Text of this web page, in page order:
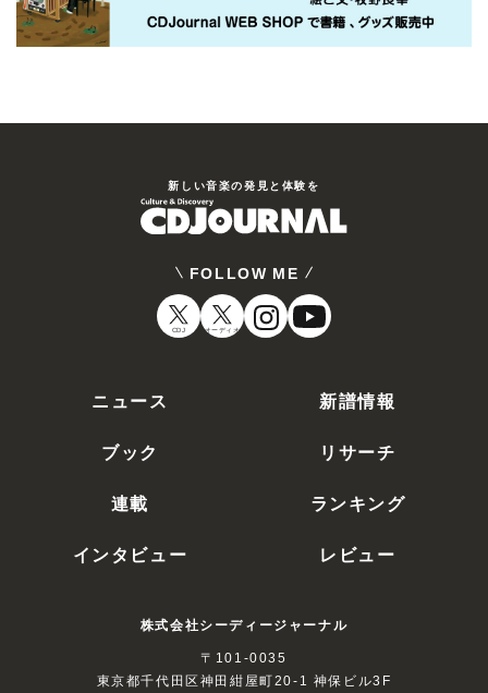
新しい⾳楽の発⾒と体験を
FOLLOW ME
CDJ オーディオ
ニュース
新譜情報
ブック
リサーチ
連載
ランキング
インタビュー
レビュー
株式会社シーディージャーナル
〒101-0035
東京都千代田区神田紺屋町20-1 神保ビル3F